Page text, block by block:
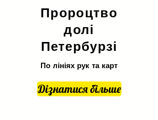
Пророцтво
долі
Петербурзі
По лініях рук та карт
Дізнатися більше